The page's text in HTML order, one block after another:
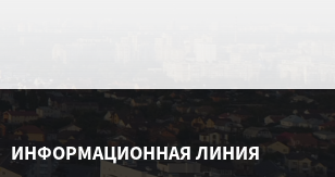
ИНФОРМАЦИОННАЯ ЛИНИЯ